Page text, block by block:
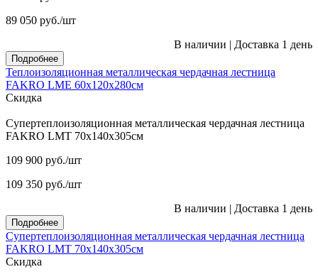
89 050 руб./шт
В наличии | Доставка 1 день
Подробнее
Теплоизоляционная металлическая чердачная лестница
FAKRO LME 60х120х280см
Скидка
Супертеплоизоляционная металлическая чердачная лестница
FAKRO LMT 70х140х305см
109 900 руб./шт
109 350 руб./шт
В наличии | Доставка 1 день
Подробнее
Супертеплоизоляционная металлическая чердачная лестница
FAKRO LMT 70х140х305см
Скидка